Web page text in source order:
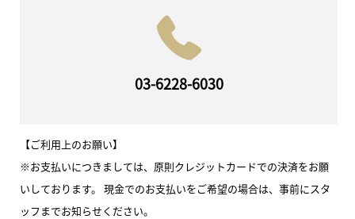
03-6228-6030
【ご利用上のお願い】
※お支払いにつきましては、原則クレジットカードでの決済をお願
いしております。 現金でのお支払いをご希望の場合は、事前にスタ
ッフまでお知らせください。